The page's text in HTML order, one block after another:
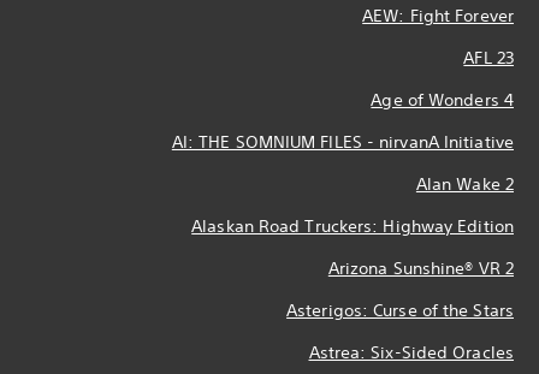
AEW: Fight Forever
AFL 23
Age of Wonders 4
AI: THE SOMNIUM FILES - nirvanA Initiative
Alan Wake 2
Alaskan Road Truckers: Highway Edition
Arizona Sunshine® VR 2
Asterigos: Curse of the Stars
Astrea: Six-Sided Oracles